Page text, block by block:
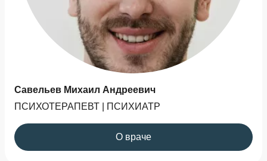
Савельев Михаил Андреевич
ПСИХОТЕРАПЕВТ | ПСИХИАТР
О враче